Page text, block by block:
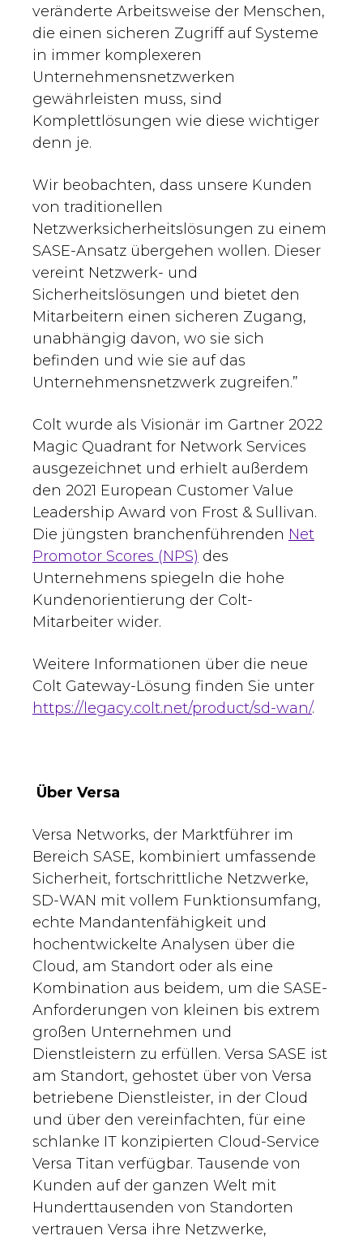
veränderte Arbeitsweise der Menschen,
die einen sicheren Zugriff auf Systeme
in immer komplexeren
Unternehmensnetzwerken
gewährleisten muss, sind
Komplettlösungen wie diese wichtiger
denn je.
Wir beobachten, dass unsere Kunden
von traditionellen
Netzwerksicherheitslösungen zu einem
SASE-Ansatz übergehen wollen. Dieser
vereint Netzwerk- und
Sicherheitslösungen und bietet den
Mitarbeitern einen sicheren Zugang,
unabhängig davon, wo sie sich
befinden und wie sie auf das
Unternehmensnetzwerk zugreifen.”
Colt wurde als Visionär im Gartner 2022
Magic Quadrant for Network Services
ausgezeichnet und erhielt außerdem
den 2021 European Customer Value
Leadership Award von Frost & Sullivan.
Die jüngsten branchenführenden Net
Promotor Scores (NPS) des
Unternehmens spiegeln die hohe
Kundenorientierung der Colt-
Mitarbeiter wider.
Weitere Informationen über die neue
Colt Gateway-Lösung finden Sie unter
https://legacy.colt.net/product/sd-wan/.
Über Versa
Versa Networks, der Marktführer im
Bereich SASE, kombiniert umfassende
Sicherheit, fortschrittliche Netzwerke,
SD-WAN mit vollem Funktionsumfang,
echte Mandantenfähigkeit und
hochentwickelte Analysen über die
Cloud, am Standort oder als eine
Kombination aus beidem, um die SASE-
Anforderungen von kleinen bis extrem
großen Unternehmen und
Dienstleistern zu erfüllen. Versa SASE ist
am Standort, gehostet über von Versa
betriebene Dienstleister, in der Cloud
und über den vereinfachten, für eine
schlanke IT konzipierten Cloud-Service
Versa Titan verfügbar. Tausende von
Kunden auf der ganzen Welt mit
Hunderttausenden von Standorten
vertrauen Versa ihre Netzwerke,